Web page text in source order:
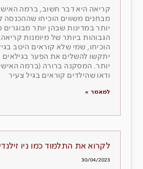
קריאה היא דבר חשוב, ברמה
מבחנים משווים הוכיחו שההכנסה
יותר במדינות שבהן יותר מבוגרים
הגבוהות ביותר של מיומנות
הוכיחו, שמי שלא קוראים היטב
יתקשו להשלים את הפער בגילאים
יותר. המסקנה ברורה (ברמה
ודאו שהילדים קוראים בגיל צעיר
למאמר »
לקרוא את התלמוד כמו ניו
30/04/2023